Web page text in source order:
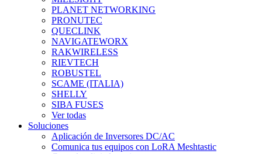
PLANET NETWORKING
PRONUTEC
QUECLINK
NAVIGATEWORX
RAKWIRELESS
RIEVTECH
ROBUSTEL
SCAME (ITALIA)
SHELLY
SIBA FUSES
Ver todas
Soluciones
Aplicación de Inversores DC/AC
Comunica tus equipos con LoRA Meshtastic